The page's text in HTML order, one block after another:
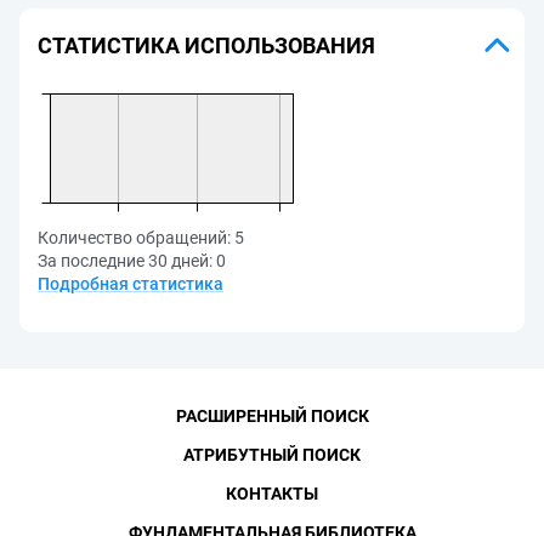
СТАТИСТИКА ИСПОЛЬЗОВАНИЯ
Количество обращений: 5
За последние 30 дней:0
Подробная статистика
РАСШИРЕННЫЙ ПОИСК
АТРИБУТНЫЙ ПОИСК
КОНТАКТЫ